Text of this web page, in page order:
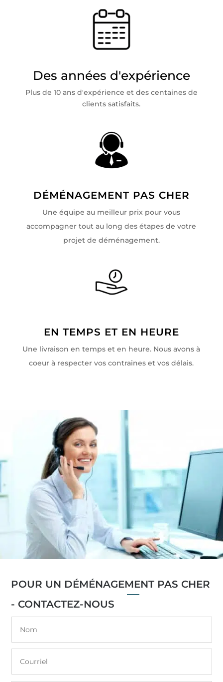
Des années d'expérience
Plus de 10 ans d'expérience et des centaines de
clients satisfaits.
DÉMÉNAGEMENT PAS CHER
Une équipe au meilleur prix pour vous
accompagner tout au long des étapes de votre
projet de déménagement.
EN TEMPS ET EN HEURE
Une livraison en temps et en heure. Nous avons à
coeur à respecter vos contraines et vos délais.
POUR UN DÉMÉNAGEMENT PAS CHER
- CONTACTEZ-NOUS